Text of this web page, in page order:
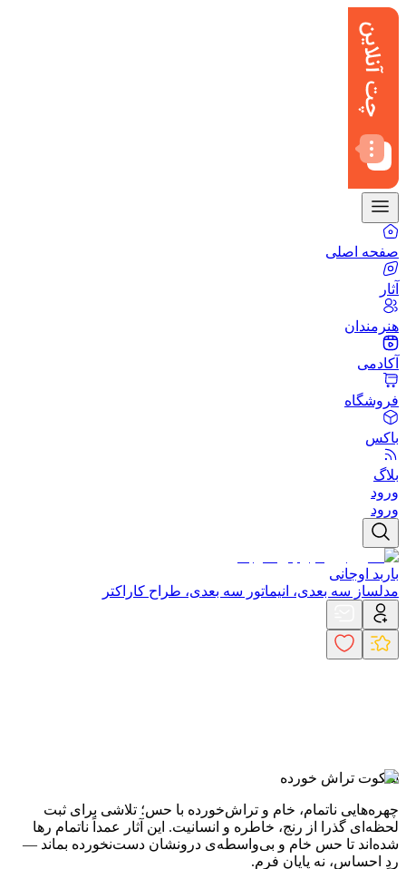
صفحه اصلی
آثار
هنرمندان
آکادمی
فروشگاه
باکس
بلاگ
ورود
ورود
باربد اوجانی
مدلساز سه بعدی، انیماتور سه بعدی، طراح کاراکتر
سکوت تراش خورده
چهره‌هایی ناتمام، خام و تراش‌خورده با حس؛ تلاشی برای ثبت
لحظه‌ای گذرا از رنج، خاطره و انسانیت. این آثار عمداً ناتمام رها
شده‌اند تا حس خام و بی‌واسطه‌ی درونشان دست‌نخورده بماند —
ردِ احساس، نه پایان فرم.